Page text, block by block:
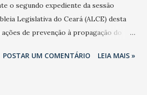
o segundo expediente da sessão
Legislativa do Ceará (ALCE) desta
de prevenção à propagação do
do Estado na contenção da
POSTAR UM COMENTÁRIO LEIA MAIS »